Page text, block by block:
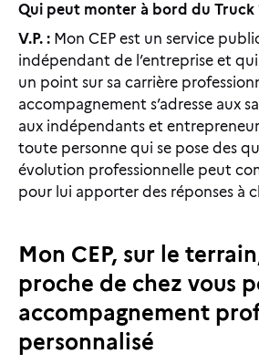
Qui peut monter à bord du Truck
V.P. : Mon CEP est un service
indépendant de l’entreprise et
un point sur sa carrière
accompagnement s’adresse aux
aux indépendants et
toute personne qui se pose des
évolution professionnelle peut
pour lui apporter des réponses à
Mon CEP, sur le
proche de chez vous
accompagnement
personnalisé